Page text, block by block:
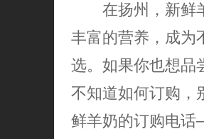
在扬州，新鲜羊
丰富的营养，成为
选。如果你也想品
不知道如何订购，
鲜羊奶的订购电